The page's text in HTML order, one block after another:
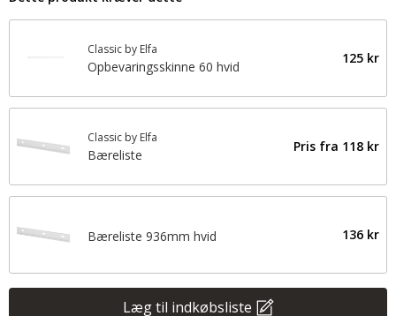
Classic by Elfa
Opbevaringsskinne 60 hvid
125 kr
Classic by Elfa
Bæreliste
Pris fra 118 kr
Bæreliste 936mm hvid 136 kr
Læg til indkøbsliste